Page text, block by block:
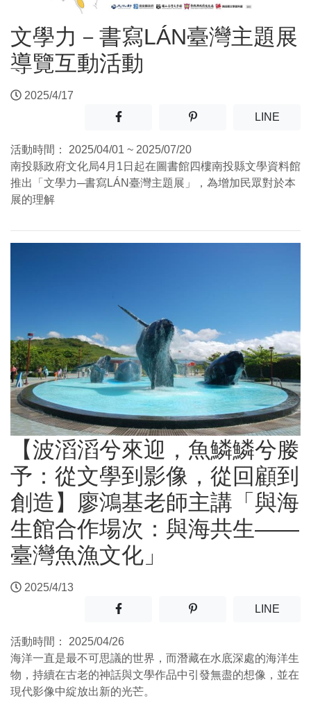
文學力－書寫LÁN臺灣主題展
導覽互動活動
2025/4/17
分享至facebook(另開新視窗)
分享至噗浪(另開新視窗)
LINE(另開
活動時間：
2025/04/01 ~ 2025/07/20
南投縣政府文化局4月1日起在圖書館四樓南投縣文學資料館
推出「文學力─書寫LÁN臺灣主題展」，為增加民眾對於本
展的理解
【波滔滔兮來迎，魚鱗鱗兮媵
予：從文學到影像，從回顧到
創造】廖鴻基老師主講「與海
生館合作場次：與海共生——
臺灣魚漁文化」
2025/4/13
分享至facebook(另開新視窗)
分享至噗浪(另開新視窗)
LINE(另開
活動時間：
2025/04/26
海洋一直是最不可思議的世界，而潛藏在水底深處的海洋生
物，持續在古老的神話與文學作品中引發無盡的想像，並在
現代影像中綻放出新的光芒。